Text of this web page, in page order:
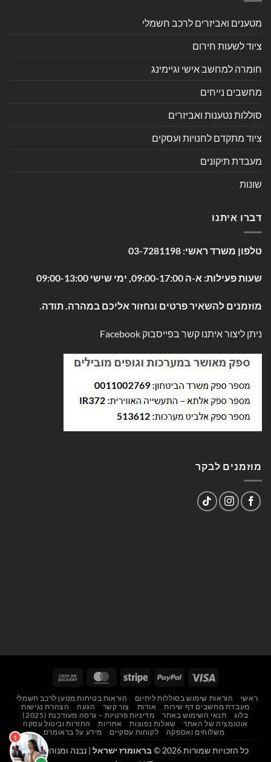
מטענים ואביזרים לרכב חשמלי
ציוד לשעות חירום
חומרה למחשב אישי וגיימינג
מחשבים נייחים
סוללות נטענות ואביזרים
ציוד מתקדם לחנויות ועסקים
מעבדת תיקונים
שונות
דברו איתנו
טלפון משרד ראשי: 03-7281198
שעות פעילות: א-ה 09:00-17:00, ימי שישי 09:00-13:00
מוזמנים להשאיר פרטים ונחזור אליכם במהרה. תודה.
ניתן ליצור איתנו קשר בפייסבוק Facebook
מוזמנים לבקר
Visa
PayPal
Stripe
MasterCard
Delivery
ראשי הוראות שימוש בסוללות ליתיום
הוראות בטיחות מטען לרכב חשמלי
מעבדת מחשבים דף שירות
אודות צור קשר הגעה
הצהרת נגישות
בלוג
תנאי השימוש באתר
מדיניות פרטיות – גרסה מעודכנת (2025)
אוטומציה של האתר
שאלות נפוצות אחריות
החזרות וביטול עסקה
משלוחים ואספקה
לקוחות עסקיים מידע על בראומרס
כל הזכויות שמורות 2026 © בראומרז ישראל | נבנה ומנוהל על ידי